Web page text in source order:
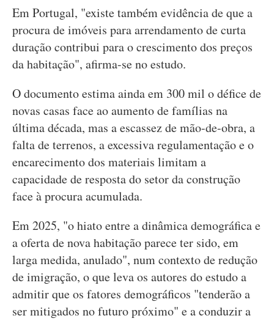
Em Portugal, "existe também evidência de que a
procura de imóveis para arrendamento de curta
duração contribui para o crescimento dos preços
da habitação", afirma-se no estudo.
O documento estima ainda em 300 mil o défice de
novas casas face ao aumento de famílias na
última década, mas a escassez de mão-de-obra, a
falta de terrenos, a excessiva regulamentação e o
encarecimento dos materiais limitam a
capacidade de resposta do setor da construção
face à procura acumulada.
Em 2025, "o hiato entre a dinâmica demográfica e
a oferta de nova habitação parece ter sido, em
larga medida, anulado", num contexto de redução
de imigração, o que leva os autores do estudo a
admitir que os fatores demográficos "tenderão a
ser mitigados no futuro próximo" e a conduzir a